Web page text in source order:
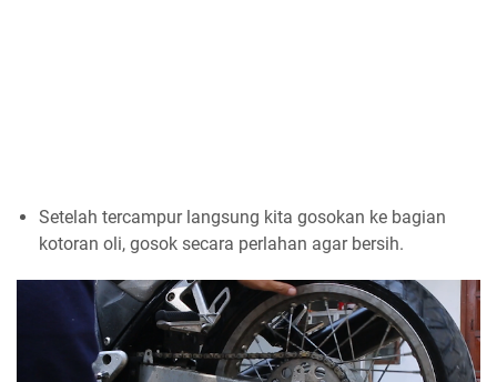
Setelah tercampur langsung kita gosokan ke bagian
kotoran oli, gosok secara perlahan agar bersih.